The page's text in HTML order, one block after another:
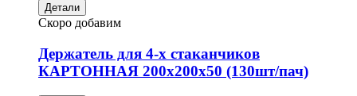
Детали
Скоро добавим
Держатель для 4-х стаканчиков
КАРТОННАЯ 200х200х50 (130шт/пач)